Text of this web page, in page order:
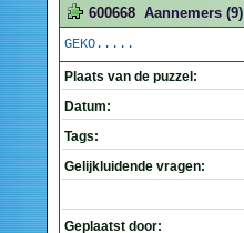
600668 Aannemers (9)
GEKO.....
Plaats van de puzzel:
Datum:
Tags:
Gelijkluidende vragen:
Geplaatst door: